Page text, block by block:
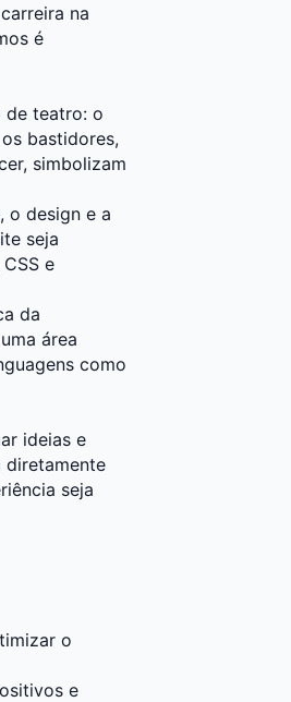
na
é
de teatro: o
bastidores,
simbolizam
o design e a
seja
e
da
área
como
ideias e
diretamente
seja
o
e